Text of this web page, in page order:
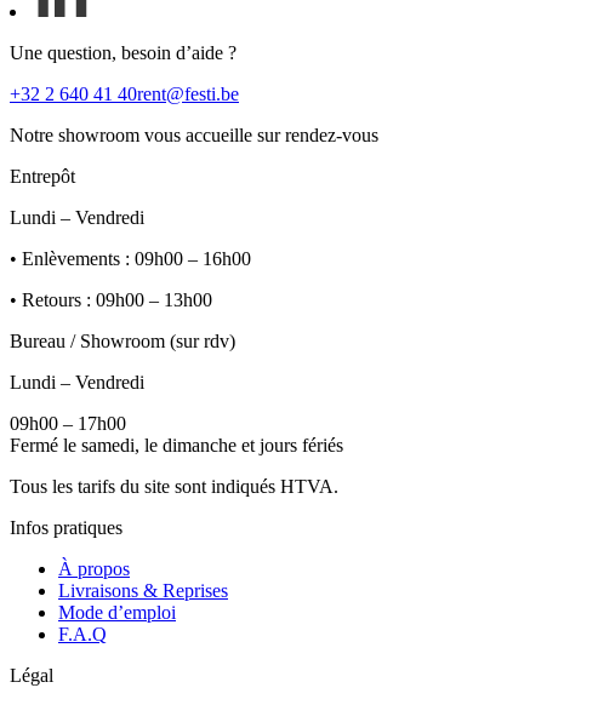
Une question, besoin d’aide ?
+32 2 640 41 40rent@festi.be
Notre showroom vous accueille sur rendez-vous
Entrepôt
Lundi – Vendredi
• Enlèvements : 09h00 – 16h00
• Retours : 09h00 – 13h00
Bureau / Showroom (sur rdv)
Lundi – Vendredi
09h00 – 17h00
Fermé le samedi, le dimanche et jours fériés
Tous les tarifs du site sont indiqués HTVA.
Infos pratiques
À propos
Livraisons & Reprises
Mode d’emploi
F.A.Q
Légal